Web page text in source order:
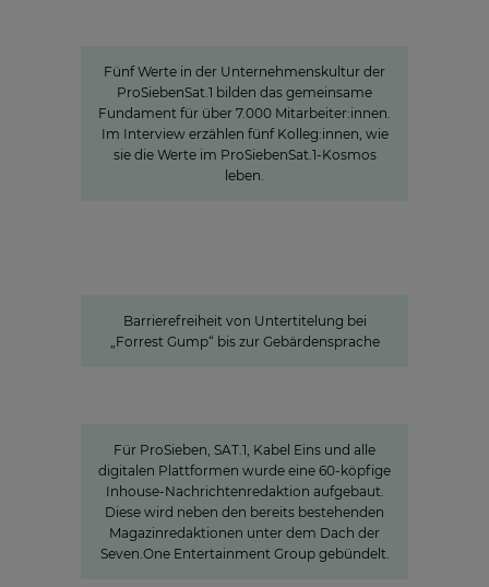
Fünf Werte in der Unternehmenskultur der
ProSiebenSat.1 bilden das gemeinsame
Fundament für über 7.000 Mitarbeiter:innen.
Im Interview erzählen fünf Kolleg:innen, wie
sie die Werte im ProSiebenSat.1-Kosmos
leben.
Barrierefreiheit von Untertitelung bei
„Forrest Gump“ bis zur Gebärdensprache
Für ProSieben, SAT.1, Kabel Eins und alle
digitalen Plattformen wurde eine 60-köpfige
Inhouse-Nachrichtenredaktion aufgebaut.
Diese wird neben den bereits bestehenden
Magazinredaktionen unter dem Dach der
Seven.One Entertainment Group gebündelt.